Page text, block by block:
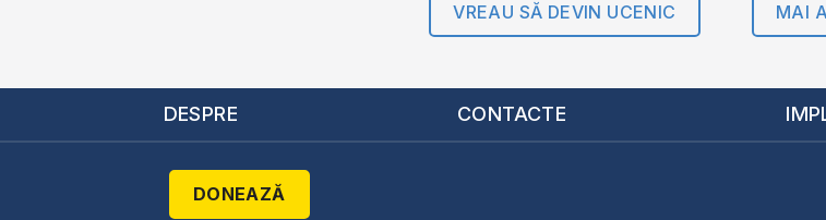
VREAU SĂ DEVIN UCENIC MAI
DESPRE CONTACTE
DONEAZĂ